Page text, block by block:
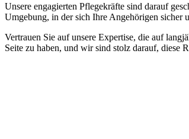
Unsere engagierten Pflegekräfte sind darauf
Umgebung, in der sich Ihre Angehörigen sicher
Vertrauen Sie auf unsere Expertise, die auf
Seite zu haben, und wir sind stolz darauf, diese